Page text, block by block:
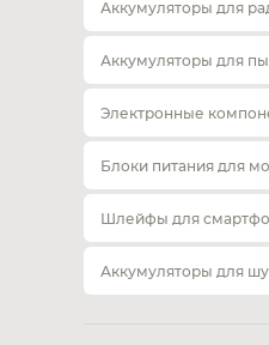
Аккумуляторы для
Аккумуляторы для
Электронные
Блоки питания для
Шлейфы для
Аккумуляторы для